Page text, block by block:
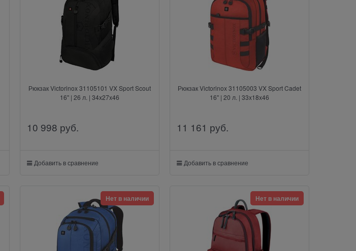
Рюкзак Victorinox 31105101 VX Sport Scout
16" | 26 л. | 34x27x46
10 998 руб.
Добавить в сравнение
Рюкзак Victorinox 31105003 VX Sport Cadet
16" | 20 л. | 33x18x46
11 161 руб.
Добавить в сравнение
Нет в наличии Нет в наличии